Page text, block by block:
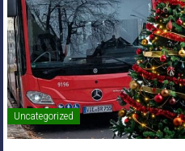
Uncategorized